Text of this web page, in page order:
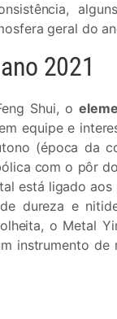
geral do
2021
Shui, o
equipe e
(época da
com o pôr
está ligado
dureza e
o Metal
instrumento